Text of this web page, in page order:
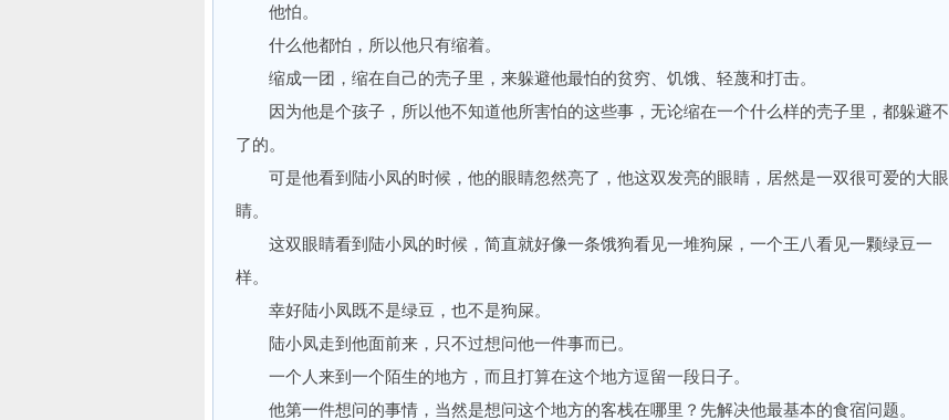
他怕。
什么他都怕，所以他只有缩着。
缩成一团，缩在自己的壳子里，来躲避他最怕的贫穷、饥饿、轻蔑和打击。
因为他是个孩子，所以他不知道他所害怕的这些事，无论缩在一个什么样的壳子里，都躲避不
了的。
可是他看到陆小凤的时候，他的眼睛忽然亮了，他这双发亮的眼睛，居然是一双很可爱的大眼
睛。
这双眼睛看到陆小凤的时候，简直就好像一条饿狗看见一堆狗屎，一个王八看见一颗绿豆一
样。
幸好陆小凤既不是绿豆，也不是狗屎。
陆小凤走到他面前来，只不过想问他一件事而已。
一个人来到一个陌生的地方，而且打算在这个地方逗留一段日子。
他第一件想问的事情，当然是想问这个地方的客栈在哪里？先解决他最基本的食宿问题。